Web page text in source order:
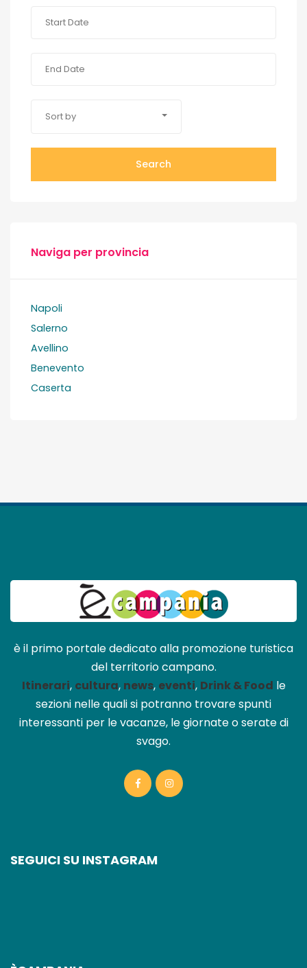
Sort by
Search
Naviga per provincia
Napoli
Salerno
Avellino
Benevento
Caserta
è il primo portale dedicato alla promozione turistica
del territorio campano.
Itinerari, cultura, news, eventi, Drink & Food le
sezioni nelle quali si potranno trovare spunti
interessanti per le vacanze, le giornate o serate di
svago.
SEGUICI SU INSTAGRAM